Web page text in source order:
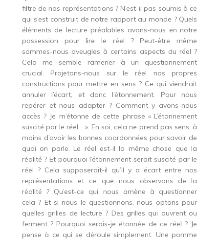
filtre de nos représentations ? N’est-il pas soumis à ce
qui s’est construit de notre rapport au monde ? Quels
éléments de lecture préalables avons-nous en notre
possession pour lire le réel ? Peut-être même
sommes-nous aveugles à certains aspects du réel ?
Cela me semble ramener à un questionnement
crucial. Projetons-nous sur le réel nos propres
constructions pour mettre en sens ? Ce qui viendrait
annuler l’écart, et donc l’étonnement. Pour nous
repérer et nous adapter ? Comment y avons-nous
accès ? Je m’étonne de cette phrase « L’étonnement
suscité par le réel… ». En soi, cela ne prend pas sens, à
moins d’avoir les bonnes coordonnées pour savoir de
quoi on parle. Le réel est-il la même chose que la
réalité ? Et pourquoi l’étonnement serait suscité par le
réel ? Cela supposerait-il qu’il y a écart entre nos
représentations et ce que nous observons de la
réalité ? Qu’est-ce qui nous amène à questionner
cela ? Et si nous le questionnons, nous optons pour
quelles grilles de lecture ? Des grilles qui ouvrent ou
ferment ? Pourquoi serais-je étonnée de ce réel ? Je
pense à ce qui se déroule simplement. Une pomme